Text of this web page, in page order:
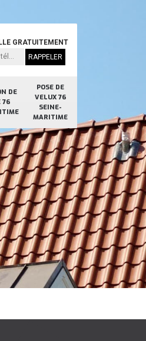
DE
76
POSE DE
VELUX 76
SEINE-
MARITIME
GRATUITEMENT